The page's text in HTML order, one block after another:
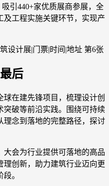
引440+家优质展商参展，全
及工程实施关键环节，实现产
后
球在建先锋项目，梳理设计创
破等前沿实践。围绕可持续
理念到落地的完整路径，探讨
会为行业提供可落地的高品
创新，助力建筑行业迈向更
。